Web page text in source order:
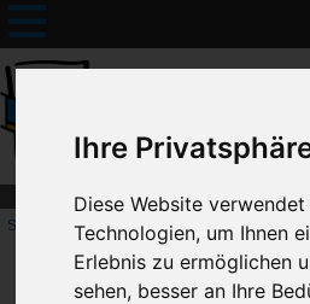
Ihre
Diese Website
Technologien, um Ihnen
Erlebnis zu ermöglichen
sehen, besser an Ihre
Startseite :: Erinnerungspreise :: Turnbeutel
Erinnerungspreise
Turnbeutel ab